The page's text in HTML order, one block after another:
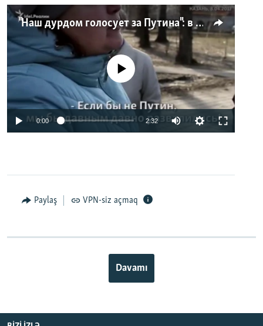
"Наш дурдом голосует за Путина": в Казани прошел арт-пикет "Открытой России"
No media source currently available
0:00 2:32
Paylaş VPN-siz açmaq
Davamı